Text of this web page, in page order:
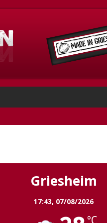
Griesheim
17:43, 07/08/2026
°C